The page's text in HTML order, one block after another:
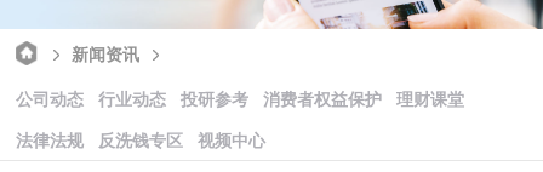
新闻资讯
公司动态
行业动态 投研参考 消费者权益保护
理财课堂
法律法规
反洗钱专区 视频中心